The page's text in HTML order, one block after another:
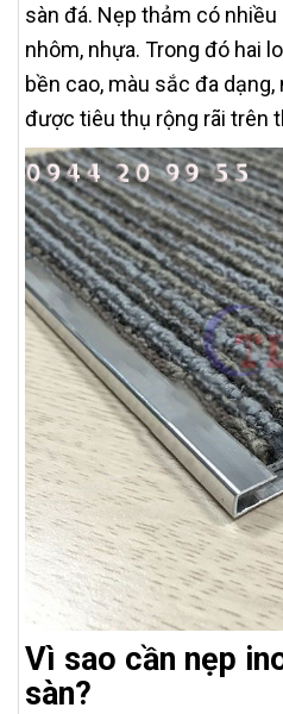
sàn đá. Nẹp thảm có
nhôm, nhựa. Trong đó hai
bền cao, màu sắc đa
được tiêu thụ rộng rãi trên
Vì sao cần nẹp
sàn?